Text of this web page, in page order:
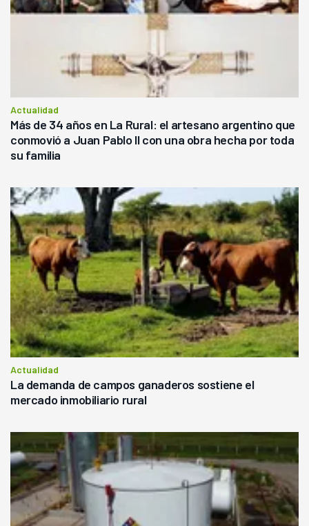
Actualidad
Más de 34 años en La Rural: el artesano argentino que
conmovió a Juan Pablo II con una obra hecha por toda
su familia
Actualidad
La demanda de campos ganaderos sostiene el
mercado inmobiliario rural